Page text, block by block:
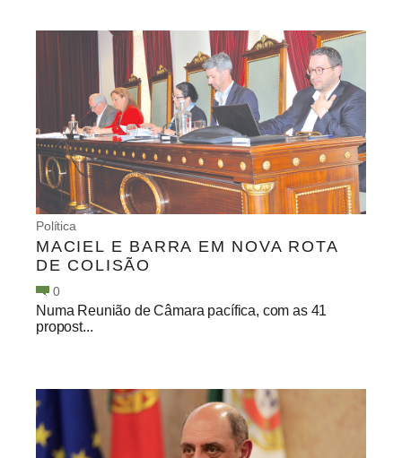
Política
MACIEL E BARRA EM NOVA ROTA
DE COLISÃO
0
Numa Reunião de Câmara pacífica, com as 41
propost...